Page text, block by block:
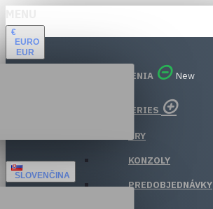
€
EURO
EUR
SLOVENČINA
VŠETKY ODDELENIA New
XBOX SERIES
HRY
KONZOLY
PREDOBJEDNÁVKY